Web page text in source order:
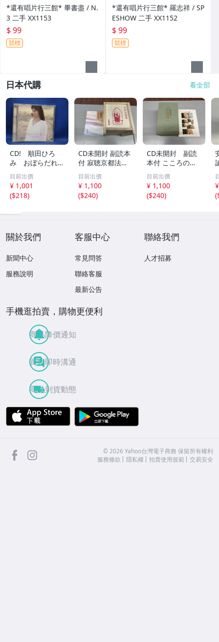
*還有唱片行三館* 畢書盡 / N.
3 二手 XX1153
$ 99
競標
*還有唱片行三館* 羅志祥 / SP
ESHOW 二手 XX1152
$ 99
競標
日本代購 看全部
CD! 順田ひろ
み おぼらだれ
ん 帯付き OM
CD-16 42405
目前出價
¥ 1,001
($218)
CD未開封 副読本
付 寂聴京都法話
集 ユーキャン
目前出價
¥ 1,100
($240)
CD未開封 副読
本付 こころの
扉 河合隼雄講話
集
目前出價
¥ 1,100
($240)
(
關於我們
新聞中心
服務說明
客服中心
常見問答
聯絡客服
最新公告
聯絡我們
人才招募
手機逛拍賣，購物更便利
商品降價通知
買賣即時溝通
商品到貨動態
APP Store
facebook ©2026 Yahoo台灣電子商務 保留所有權利
服務條款
隱私權 拍賣使用規範 交易安全